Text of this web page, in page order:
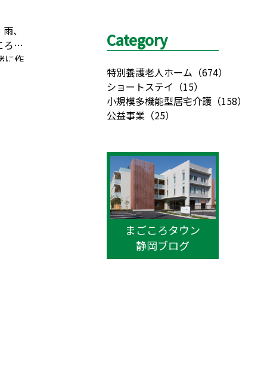
、
ろを
に作
Category
特別養護老人ホーム （674）
ショートステイ （15）
小規模多機能型居宅介護 （158）
公益事業 （25）
まごころタウン
静岡ブログ